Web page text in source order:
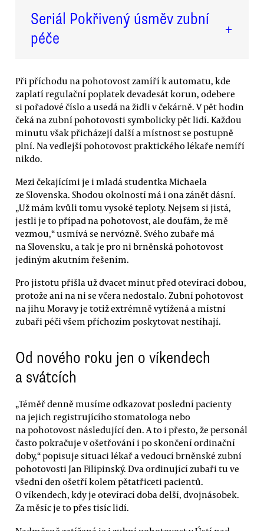
Seriál Pokřivený úsměv zubní
péče
+
Při příchodu na pohotovost zamíří k automatu, kde
zaplatí regulační poplatek devadesát korun, odebere
si pořadové číslo a usedá na židli v čekárně. V pět hodin
čeká na zubní pohotovosti symbolicky pět lidí. Každou
minutu však přicházejí další a místnost se postupně
plní. Na vedlejší pohotovost praktického lékaře nemíří
nikdo.
Mezi čekajícími je i mladá studentka Michaela
ze Slovenska. Shodou okolností má i ona zánět dásní.
„Už mám kvůli tomu vysoké teploty. Nejsem si jistá,
jestli je to případ na pohotovost, ale doufám, že mě
vezmou,“ usmívá se nervózně. Svého zubaře má
na Slovensku, a tak je pro ni brněnská pohotovost
jediným akutním řešením.
Pro jistotu přišla už dvacet minut před otevírací dobou,
protože ani na ni se včera nedostalo. Zubní pohotovost
na jihu Moravy je totiž extrémně vytížená a místní
zubaři péči všem příchozím poskytovat nestíhají.
Od nového roku jen o víkendech
a svátcích
„Téměř denně musíme odkazovat poslední pacienty
na jejich registrujícího stomatologa nebo
na pohotovost následující den. A to i přesto, že personál
často pokračuje v ošetřování i po skončení ordinační
doby,“ popisuje situaci lékař a vedoucí brněnské zubní
pohotovosti Jan Filipinský. Dva ordinující zubaři tu ve
všední den ošetří kolem pětatřiceti pacientů.
O víkendech, kdy je otevírací doba delší, dvojnásobek.
Za měsíc je to přes tisíc lidí.